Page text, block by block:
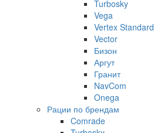
Turbosky
Vega
Vertex Standard
Vector
Бизон
Аргут
Гранит
NavCom
Onega
Рации по брендам
Comrade